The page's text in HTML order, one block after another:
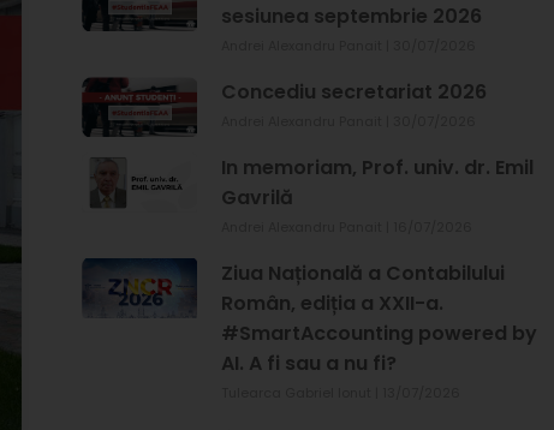
sesiunea septembrie 2026
Concediu secretariat 2026
In memoriam, Prof. univ. dr. Emil
Gavrilă
Ziua Națională a Contabilului
Român, ediția a XXII-a.
#SmartAccounting powered by
AI. A fi sau a nu fi?